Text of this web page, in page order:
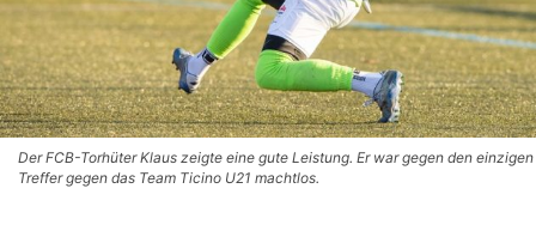
Der FCB-Torhüter Klaus zeigte eine gute Leistung. Er war gegen den einzigen
Treffer gegen das Team Ticino U21 machtlos.